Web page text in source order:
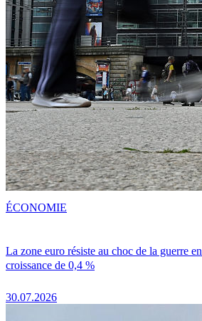
La zone euro résiste au choc de la guerre
croissance de 0,4 %
30.07.2026
ÉCONOMIE